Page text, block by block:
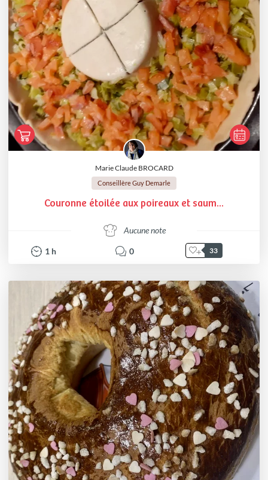
Marie Claude BROCARD
Conseillère Guy Demarle
Couronne étoilée aux poireaux et saum...
Aucune note
1 h 0 33